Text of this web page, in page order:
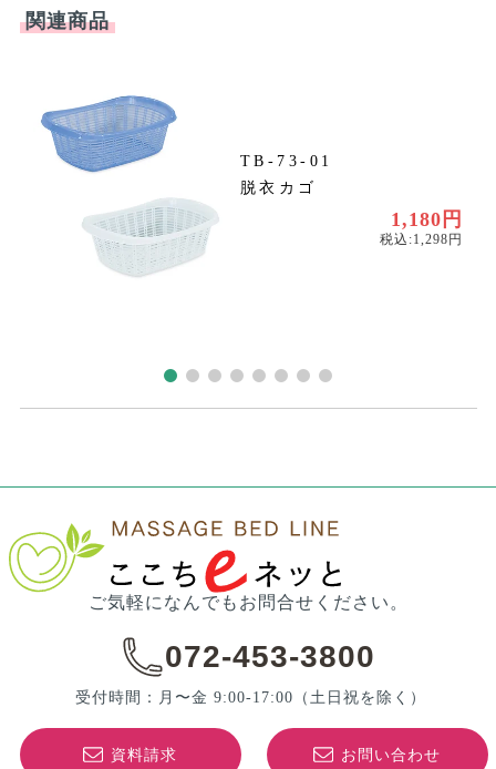
関連商品
TB-73-01
脱衣カゴ
1,180円
税込:1,298円
ご気軽になんでもお問合せください。
072-453-3800
受付時間：月〜金 9:00-17:00 （土日祝を除く）
資料請求 お問い合わせ